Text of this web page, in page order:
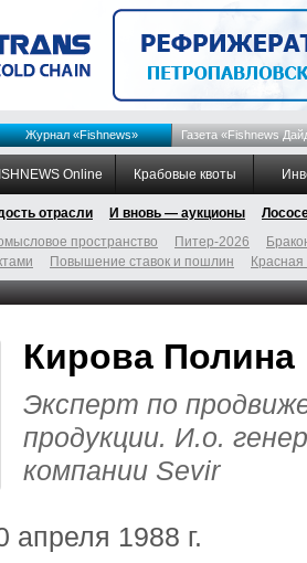
Журнал «Fishnews» Газета «Fishnews
Online Крабовые квоты
отрасли И вновь — аукционы
пространство Питер-2026
Повышение ставок и пошлин
Кирова Полина
Эксперт по
продукции. И.о.
компании Sevir
апреля 1988 г.